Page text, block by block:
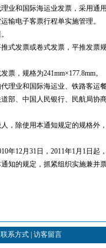
和国际海运业发票，采用通用
电子客票行程单实施管理。
发票或卷式发票，平推发票规
，规格为241mm×177.8mm。
业和国际海运业、铁路客运
部、中国人民银行、民航局协商
除使用本通知规定的规格外
12月31日，2011年1月1日起，
的规定，抓紧组织实施兼并
联系方式 访客留言